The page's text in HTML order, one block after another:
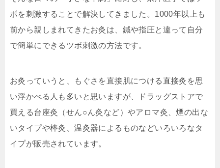
ボを刺激することで解決してきました。1000年以上も
前から親 しまれてきたお灸は、鍼や指圧と違って自分
で簡単にでき るツボ刺激の方法です。
お灸っていうと、もぐさを直接肌につける直接灸を思
い浮かべる人も多いと思いますが、ドラッグストアで
買える台 座灸（せん○ん灸など）やアロマ灸、煙の出な
いタイプや棒灸、温灸器によるものなどいろいろなタ
イプが販売されています。